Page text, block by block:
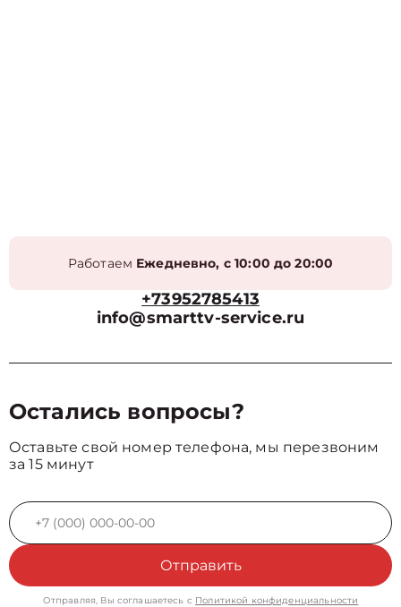
Работаем Ежедневно, с 10:00 до 20:00
+73952785413
info@smarttv-service.ru
Остались вопросы?
Оставьте свой номер телефона, мы перезвоним
за 15 минут
Отправить
Отправляя, Вы соглашаетесь с Политикой конфиденциальности